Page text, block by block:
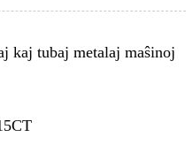
kaj tubaj metalaj maŝinoj